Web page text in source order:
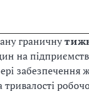
граничну
на
забезпечення